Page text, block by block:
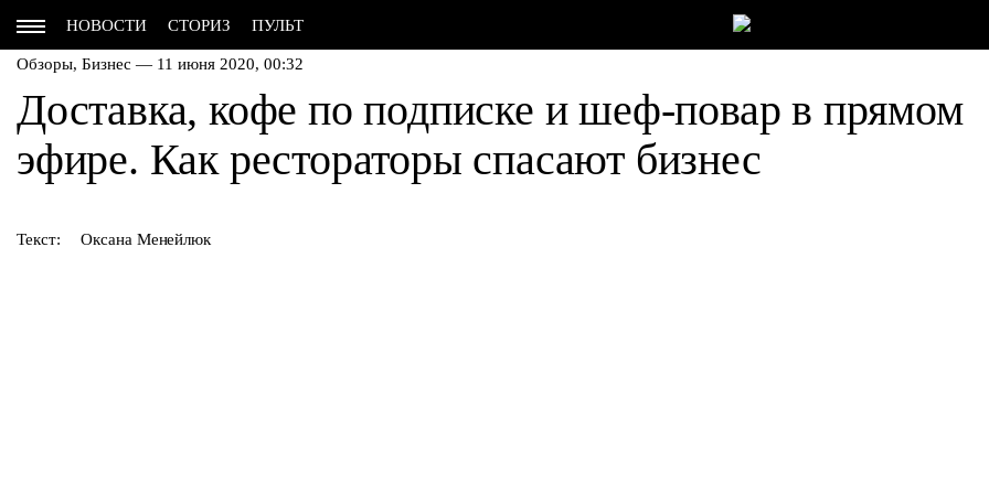
НОВОСТИ СТОРИЗ ПУЛЬТ
Обзоры, Бизнес — 11 июня 2020, 00:32
Доставка, кофе по подписке и шеф-повар в прямом
эфире. Как рестораторы спасают бизнес
Текст: Оксана Менейлюк